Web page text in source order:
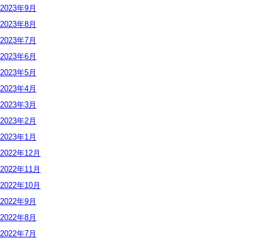
2023年9月
2023年8月
2023年7月
2023年6月
2023年5月
2023年4月
2023年3月
2023年2月
2023年1月
2022年12月
2022年11月
2022年10月
2022年9月
2022年8月
2022年7月